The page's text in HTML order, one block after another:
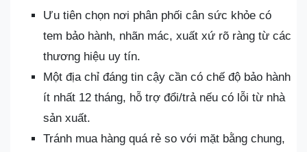
Ưu tiên chọn nơi phân phối cân sức khỏe có
tem bảo hành, nhãn mác, xuất xứ rõ ràng từ các
thương hiệu uy tín.
Một địa chỉ đáng tin cậy cần có chế độ bảo hành
ít nhất 12 tháng, hỗ trợ đổi/trả nếu có lỗi từ nhà
sản xuất.
Tránh mua hàng quá rẻ so với mặt bằng chung,